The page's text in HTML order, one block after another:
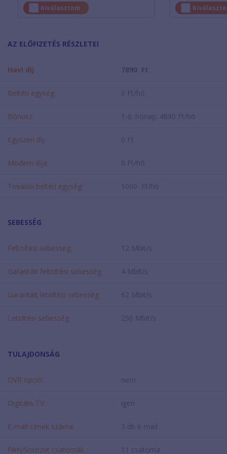
Kiválasztom
AZ ELŐFIZETÉS RÉSZLETEI
Havi díj: 7890 Ft
Beltéri egység: 0 Ft/hó
Bónusz: 1-6. hónap: 4890 Ft/hó
Egyszeri díj: 0 Ft
Modem díja: 0 Ft/hó
További beltéri egység: 1000 Ft/hó
SEBESSÉG
Feltöltési sebesség: 12 Mbit/s
Garantált feltöltési sebesség: 4 Mbit/s
Garantált letöltési sebesség: 62 Mbit/s
Letöltési sebesség: 250 Mbit/s
TULAJDONSÁG
DVR opció: nem
Digitális TV: igen
E-mail címek száma: 3 db e-mail
Film/Sorozat csatornák : 11 csatorna